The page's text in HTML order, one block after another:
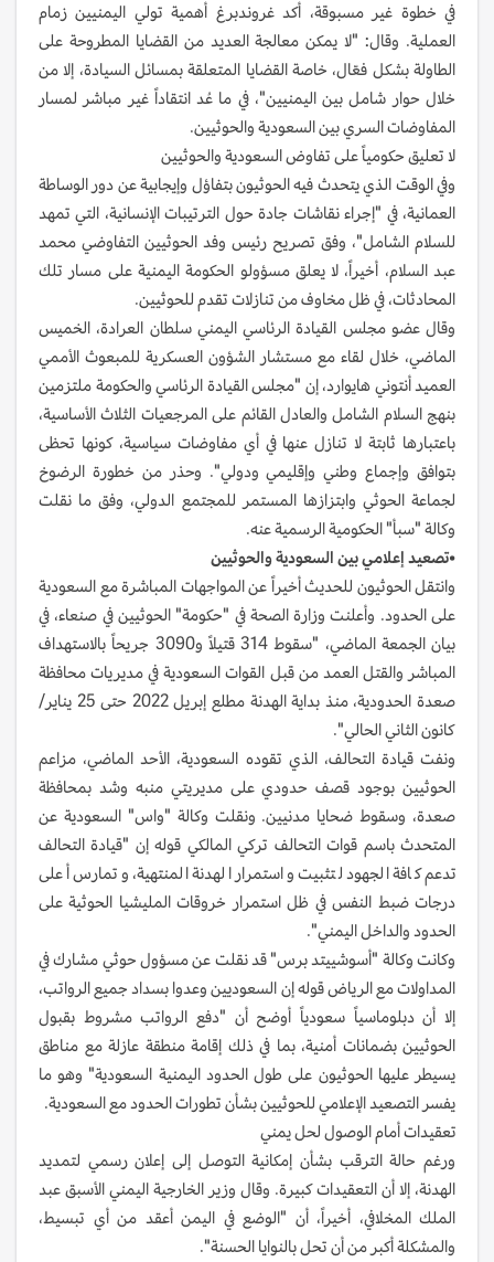
في خطوة غير مسبوقة، أكد غروندبرغ أهمية تولي اليمنيين زمام
العملية. وقال: "لا يمكن معالجة العديد من القضايا المطروحة على
الطاولة بشكل فعّال، خاصة القضايا المتعلقة بمسائل السيادة، إلا من
خلال حوار شامل بين اليمنيين"، في ما عُد انتقاداً غير مباشر لمسار
المفاوضات السري بين السعودية والحوثيين.
لا تعليق حكومياً على تفاوض السعودية والحوثيين
وفي الوقت الذي يتحدث فيه الحوثيون بتفاؤل وإيجابية عن دور الوساطة
العمانية، في "إجراء نقاشات جادة حول الترتيبات الإنسانية، التي تمهد
للسلام الشامل"، وفق تصريح رئيس وفد الحوثيين التفاوضي محمد
عبد السلام، أخيراً، لا يعلق مسؤولو الحكومة اليمنية على مسار تلك
المحادثات، في ظل مخاوف من تنازلات تقدم للحوثيين.
وقال عضو مجلس القيادة الرئاسي اليمني سلطان العرادة، الخميس
الماضي، خلال لقاء مع مستشار الشؤون العسكرية للمبعوث الأممي
العميد أنتوني هايوارد، إن "مجلس القيادة الرئاسي والحكومة ملتزمين
بنهج السلام الشامل والعادل القائم على المرجعيات الثلاث الأساسية،
باعتبارها ثابتة لا تنازل عنها في أي مفاوضات سياسية، كونها تحظى
بتوافق وإجماع وطني وإقليمي ودولي". وحذر من خطورة الرضوخ
لجماعة الحوثي وابتزازها المستمر للمجتمع الدولي، وفق ما نقلت
وكالة "سبأ" الحكومية الرسمية عنه.
•تصعيد إعلاميبين السعودية والحوثيين
وانتقل الحوثيون للحديث أخيراً عن المواجهات المباشرة مع السعودية
على الحدود. وأعلنت وزارة الصحة في "حكومة" الحوثيين في صنعاء، في
بيان الجمعة الماضي، "سقوط 314 قتيلاً و3090 جريحاً بالاستهداف
المباشر والقتل العمد من قبل القوات السعودية في مديريات محافظة
صعدة الحدودية، منذ بداية الهدنة مطلع إبريل 2022 حتى 25 يناير/
كانون الثاني الحالي".
ونفت قيادة التحالف، الذي تقوده السعودية، الأحد الماضي، مزاعم
الحوثيين بوجود قصف حدودي على مديريتي منبه وشد بمحافظة
صعدة، وسقوط ضحايا مدنيين. ونقلت وكالة "واس" السعودية عن
المتحدث باسم قوات التحالف تركي المالكي قوله إن "قيادة التحالف
تدعم كافة الجهود لتثبيت واستمرار الهدنة المنتهية، وتمارس أعلى
درجات ضبط النفس في ظل استمرار خروقات المليشيا الحوثية على
الحدود والداخل اليمني".
وكانت وكالة "أسوشييتد برس" قد نقلت عن مسؤول حوثي مشارك في
المداولات مع الرياض قوله إن السعوديين وعدوا بسداد جميع الرواتب،
إلا أن دبلوماسياً سعودياً أوضح أن "دفع الرواتب مشروط بقبول
الحوثيين بضمانات أمنية، بما في ذلك إقامة منطقة عازلة مع مناطق
يسيطر عليها الحوثيون على طول الحدود اليمنية السعودية" وهو ما
يفسر التصعيد الإعلامي للحوثيين بشأن تطورات الحدود مع السعودية.
تعقيدات أمام الوصول لحل يمني
ورغم حالة الترقب بشأن إمكانية التوصل إلى إعلان رسمي لتمديد
الهدنة، إلا أن التعقيدات كبيرة. وقال وزير الخارجية اليمني الأسبق عبد
الملك المخلافي، أخيراً، أن "الوضع في اليمن أعقد من أي تبسيط،
والمشكلة أكبر من أن تحل بالنوايا الحسنة".